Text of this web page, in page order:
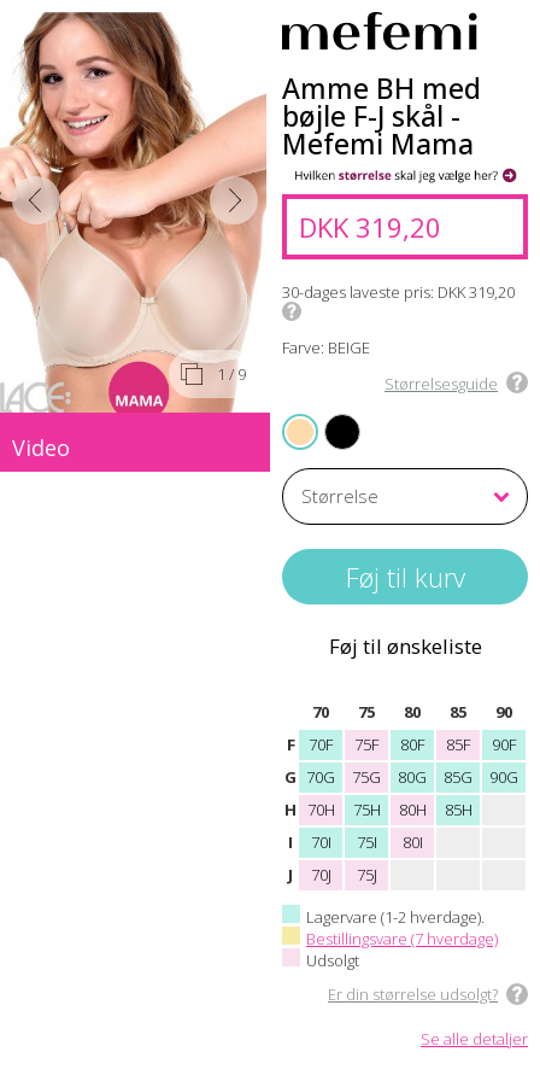
1 / 9
Video
Amme BH med
bøjle F-J skål -
Mefemi Mama
DKK 319,20
30-dages laveste pris DKK 319,20
Farve: BEIGE
Størrelsesguide
Føj til ønskeliste
70 75 80 85
90
F
70F 75F 80F 85F
90F
G 70G 75G 80G 85G
90G
H
70H 75H 80H
85H
I
70I 75I
80I
J
70J
75J
Lagervare (1-2 hverdage).
Bestillingsvare (7 hverdage)
Udsolgt
Er din størrelse udsolgt?
Se alle detaljer